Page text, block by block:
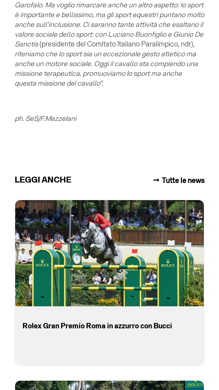
Garofalo. Ma voglio rimarcare anche un altro aspetto: lo sport
è importante e bellissimo, ma gli sport equestri puntano molto
anche sull'inclusione. Ci saranno tante attività che esaltano il
valore sociale dello sport: con Luciano Buonfiglio e Giunio De
Sanctis(presidente del Comitato Italiano Paralimpico, ndr),
riteniamo che lo sport sia un eccezionale gesto atletico ma
anche un motore sociale. Oggi il cavallo sta compiendo una
missione terapeutica, promuoviamo lo sport ma anche
questa missione del cavallo".
ph. SeS/F.Mezzelani
LEGGI ANCHE Tutte le news
Rolex Gran Premio Roma in azzurro con Bucci